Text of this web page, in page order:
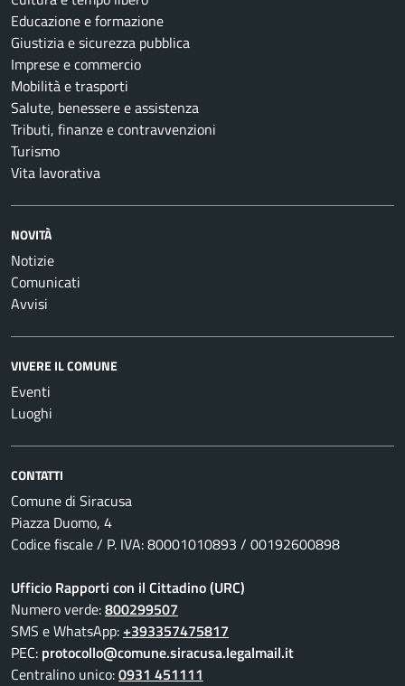
Educazione e formazione
Giustizia e sicurezza pubblica
Imprese e commercio
Mobilità e trasporti
Salute, benessere e assistenza
Tributi, finanze e contravvenzioni
Turismo
Vita lavorativa
NOVITÀ
Notizie
Comunicati
Avvisi
VIVERE IL COMUNE
Eventi
Luoghi
CONTATTI
Comune di Siracusa
Piazza Duomo, 4
Codice fiscale / P. IVA: 80001010893 / 00192600898
Ufficio Rapporti con il Cittadino (URC)
Numero verde:800299507
SMS e WhatsApp:+393357475817
PEC: protocollo@comune.siracusa.legalmail.it
Centralino unico:0931 451111